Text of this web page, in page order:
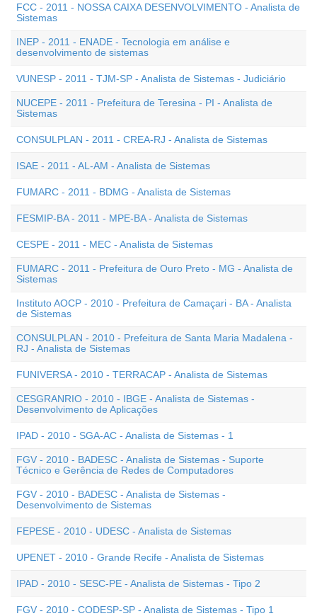
FCC - 2011 - NOSSA CAIXA DESENVOLVIMENTO - Analista de
Sistemas
INEP - 2011 - ENADE - Tecnologia em análise e
desenvolvimento de sistemas
VUNESP - 2011 - TJM-SP - Analista de Sistemas - Judiciário
NUCEPE - 2011 - Prefeitura de Teresina - PI - Analista de
Sistemas
CONSULPLAN - 2011 - CREA-RJ - Analista de Sistemas
ISAE - 2011 - AL-AM - Analista de Sistemas
FUMARC - 2011 - BDMG - Analista de Sistemas
FESMIP-BA - 2011 - MPE-BA - Analista de Sistemas
CESPE - 2011 - MEC - Analista de Sistemas
FUMARC - 2011 - Prefeitura de Ouro Preto - MG - Analista de
Sistemas
Instituto AOCP - 2010 - Prefeitura de Camaçari - BA - Analista
de Sistemas
CONSULPLAN - 2010 - Prefeitura de Santa Maria Madalena -
RJ - Analista de Sistemas
FUNIVERSA - 2010 - TERRACAP - Analista de Sistemas
CESGRANRIO - 2010 - IBGE - Analista de Sistemas -
Desenvolvimento de Aplicações
IPAD - 2010 - SGA-AC - Analista de Sistemas - 1
FGV - 2010 - BADESC - Analista de Sistemas - Suporte
Técnico e Gerência de Redes de Computadores
FGV - 2010 - BADESC - Analista de Sistemas -
Desenvolvimento de Sistemas
FEPESE - 2010 - UDESC - Analista de Sistemas
UPENET - 2010 - Grande Recife - Analista de Sistemas
IPAD - 2010 - SESC-PE - Analista de Sistemas - Tipo 2
FGV - 2010 - CODESP-SP - Analista de Sistemas - Tipo 1